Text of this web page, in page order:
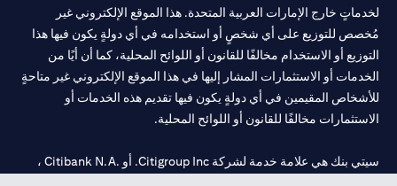
لخدماتٍ خارج الإمارات العربية المتحدة. هذا الموقع الإلكتروني غير
مُخصص للتوزيع على أي شخصٍ أو استخدامه في أي دولةٍ يكون فيها هذا
التوزيع أو الاستخدام مخالفًا للقانون أو اللوائح المحلية، كما أن أيًا من
الخدمات أو الاستثمارات المشار إليها في هذا الموقع الإلكتروني غير متاحةٍ
للأشخاص المقيمين في أي دولةٍ يكون فيها تقديم هذه الخدمات أو
الاستثمارات مخالفًا للقانون أو اللوائح المحلية.
سيتي بنك هي علامة خدمة لشركة Citigroup Inc. أو .Citibank N.A ،